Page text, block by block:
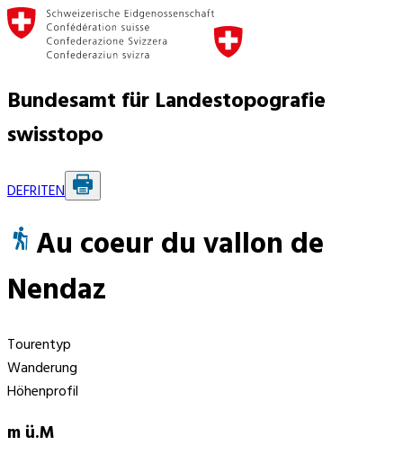
Bundesamt für Landestopografie
swisstopo
DEFRITEN
Au coeur du vallon de
Nendaz
Tourentyp
Wanderung
Höhenprofil
m ü.M